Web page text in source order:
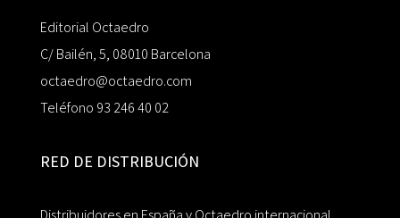
Editorial Octaedro
C/ Bailén, 5, 08010 Barcelona
octaedro@octaedro.com
Teléfono 93 246 40 02
RED DE DISTRIBUCIÓN